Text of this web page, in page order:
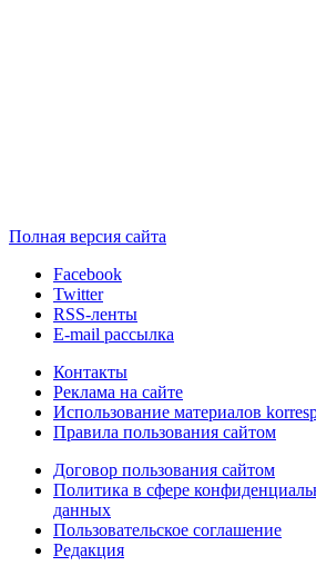
Полная версия сайта
Facebook
Twitter
RSS-ленты
E-mail рассылка
Контакты
Реклама на сайте
Использование материалов
Правила пользования сайтом
Договор пользования сайтом
Политика в сфере
данных
Пользовательское соглашение
Редакция